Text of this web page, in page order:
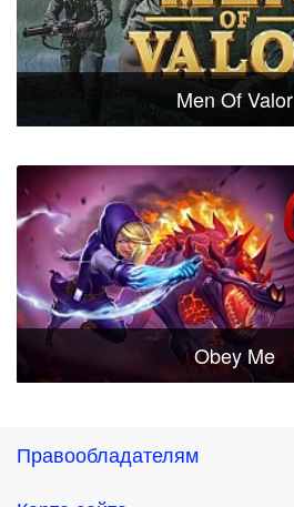
Men Of Valor
Obey Me
Правообладателям